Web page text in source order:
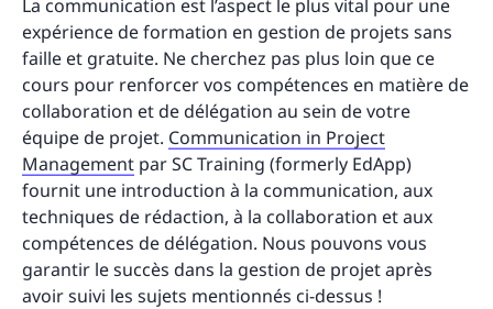
La communication est l’aspect le plus vital pour une
expérience de formation en gestion de projets sans
faille et gratuite. Ne cherchez pas plus loin que ce
cours pour renforcer vos compétences en matière de
collaboration et de délégation au sein de votre
équipe de projet. Communication in Project
Management par SC Training (formerly EdApp)
fournit une introduction à la communication, aux
techniques de rédaction, à la collaboration et aux
compétences de délégation. Nous pouvons vous
garantir le succès dans la gestion de projet après
avoir suivi les sujets mentionnés ci-dessus !